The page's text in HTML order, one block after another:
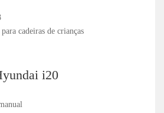
cadeiras de crianças
i20